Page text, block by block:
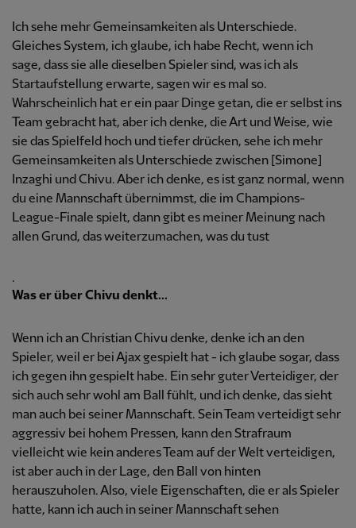
Ich sehe mehr Gemeinsamkeiten als Unterschiede.
Gleiches System, ich glaube, ich habe Recht, wenn ich
sage, dass sie alle dieselben Spieler sind, was ich als
Startaufstellung erwarte, sagen wir es mal so.
Wahrscheinlich hat er ein paar Dinge getan, die er selbst ins
Team gebracht hat, aber ich denke, die Art und Weise, wie
sie das Spielfeld hoch und tiefer drücken, sehe ich mehr
Gemeinsamkeiten als Unterschiede zwischen [Simone]
Inzaghi und Chivu. Aber ich denke, es ist ganz normal, wenn
du eine Mannschaft übernimmst, die im Champions-
League-Finale spielt, dann gibt es meiner Meinung nach
allen Grund, das weiterzumachen, was du tust
.
Was er über Chivu denkt...
Wenn ich an Christian Chivu denke, denke ich an den
Spieler, weil er bei Ajax gespielt hat - ich glaube sogar, dass
ich gegen ihn gespielt habe. Ein sehr guter Verteidiger, der
sich auch sehr wohl am Ball fühlt, und ich denke, das sieht
man auch bei seiner Mannschaft. Sein Team verteidigt sehr
aggressiv bei hohem Pressen, kann den Strafraum
vielleicht wie kein anderes Team auf der Welt verteidigen,
ist aber auch in der Lage, den Ball von hinten
herauszuholen. Also, viele Eigenschaften, die er als Spieler
hatte, kann ich auch in seiner Mannschaft sehen